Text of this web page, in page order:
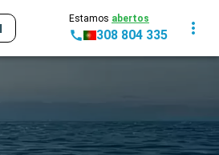
Estamos abertos
308 804 335